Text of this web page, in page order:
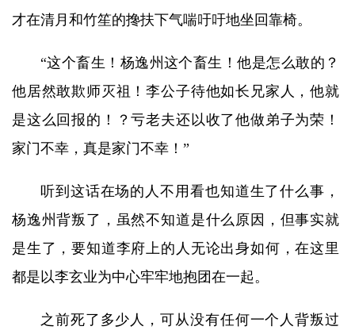
才在清月和竹笙的搀扶下气喘吁吁地坐回靠椅。
“这个畜生！杨逸州这个畜生！他是怎么敢的？
他居然敢欺师灭祖！李公子待他如长兄家人，他就
是这么回报的！？亏老夫还以收了他做弟子为荣！
家门不幸，真是家门不幸！”
听到这话在场的人不用看也知道生了什么事，
杨逸州背叛了，虽然不知道是什么原因，但事实就
是生了，要知道李府上的人无论出身如何，在这里
都是以李玄业为中心牢牢地抱团在一起。
之前死了多少人，可从没有任何一个人背叛过